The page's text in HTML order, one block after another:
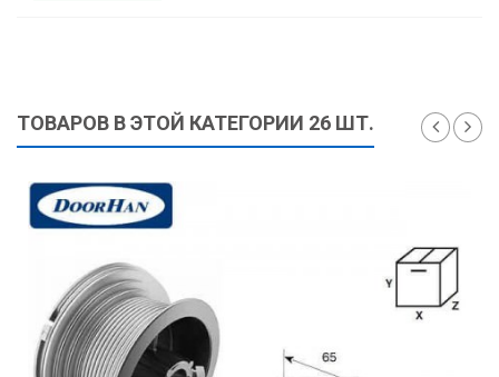
ТОВАРОВ В ЭТОЙ КАТЕГОРИИ 26 ШТ.